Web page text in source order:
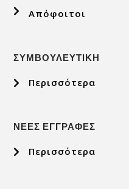
Απόφοιτοι
ΣΥΜΒΟΥΛΕΥΤΙΚΗ
Περισσότερα
ΝΕΕΣ ΕΓΓΡΑΦΕΣ
Περισσότερα